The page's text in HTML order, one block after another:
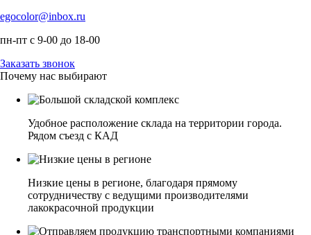
egocolor@inbox.ru
пн-пт с 9-00 до 18-00
Заказать звонок
Почему нас выбирают
Удобное расположение склада на территории города.
Рядом съезд с КАД
Низкие цены в регионе, благодаря прямому
сотрудничеству с ведущими производителями
лакокрасочной продукции